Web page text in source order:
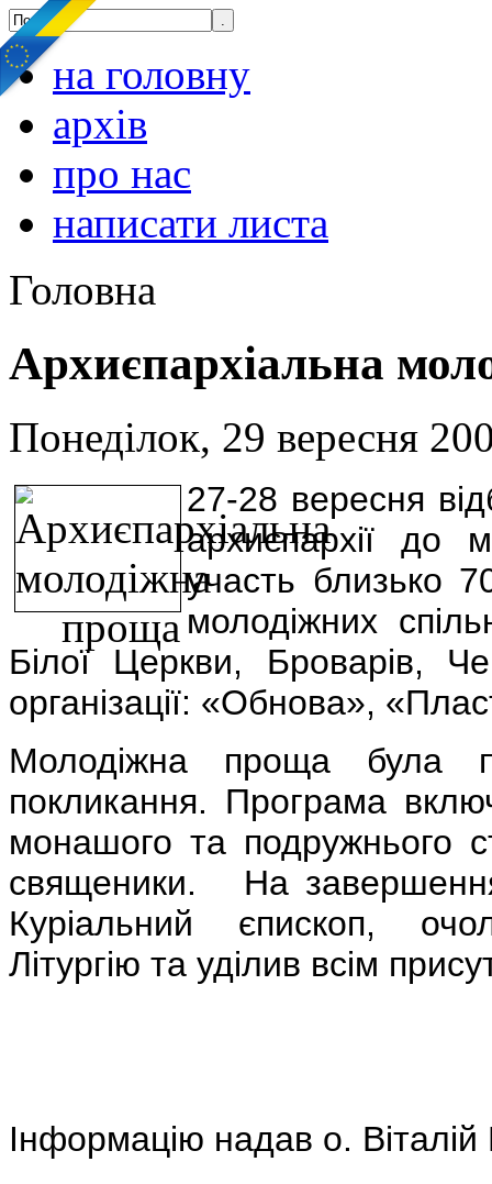
на головну
архів
про нас
написати листа
Головна
Архиєпархіальна
Понеділок, 29 вересня
27-28 вересня
архиєпархії до
участь близько
молодіжних
Білої Церкви, Броварів,
організації: «Обнова»,
Молодіжна проща була
покликання. Програма
монашого та подружнього
священики. На
Куріальний єпископ,
Літургію та уділив всім
Інформацію надав о.